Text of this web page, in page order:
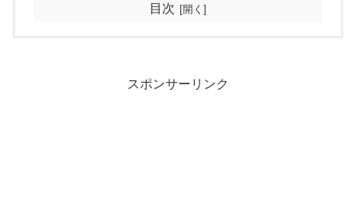
目次
スポンサーリンク